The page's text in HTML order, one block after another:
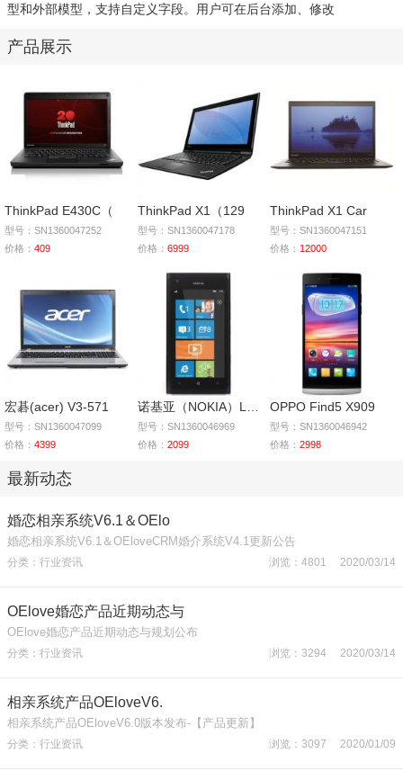
型和外部模型，支持自定义字段。用户可在后台添加、修改
产品展示
ThinkPad E430C（
型号：SN1360047252
价格： 409
ThinkPad X1（129
型号：SN1360047178
价格： 6999
ThinkPad X1 Car
型号：SN1360047151
价格： 12000
宏碁(acer) V3-571
型号：SN1360047099
价格： 4399
型号：SN1360046969
价格： 2099
OPPO Find5 X909
型号：SN1360046942
价格：2998
最新动态
婚恋相亲系统V6.1＆OElo
婚恋相亲系统V6.1＆OEloveCRM婚介系统V4.1更新公告
分类：行业资讯 浏览：4801 2020/03/14
OElove婚恋产品近期动态与
OElove婚恋产品近期动态与规划公布
分类：行业资讯 浏览：3294 2020/03/14
相亲系统产品OEloveV6.
相亲系统产品OEloveV6.0版本发布-【产品更新】
分类：行业资讯 浏览：3097 2020/01/09